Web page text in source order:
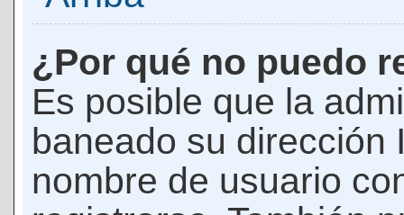
¿Por qué no puedo
Es posible que la
baneado su dirección
nombre de usuario